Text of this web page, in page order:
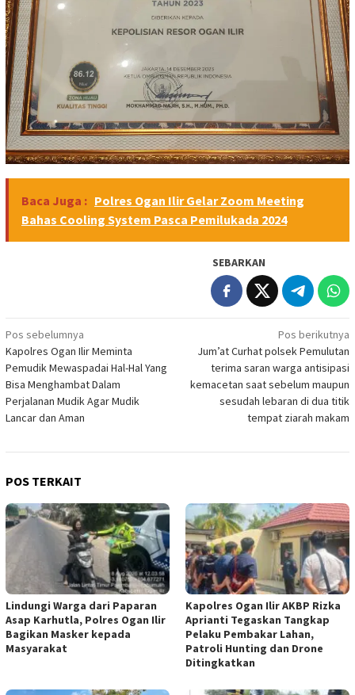
Baca Juga : Polres Ogan Ilir Gelar Zoom Meeting
Bahas Cooling System Pasca Pemilukada 2024
SEBARKAN
Navigasi
pos
Pos sebelumnya
Kapolres Ogan Ilir Meminta
Pemudik Mewaspadai Hal-Hal Yang
Bisa Menghambat Dalam
Perjalanan Mudik Agar Mudik
Lancar dan Aman
Pos berikutnya
Jum’at Curhat polsek Pemulutan
terima saran warga antisipasi
kemacetan saat sebelum maupun
sesudah lebaran di dua titik
tempat ziarah makam
POS TERKAIT
Lindungi Warga dari Paparan
Asap Karhutla, Polres Ogan Ilir
Bagikan Masker kepada
Masyarakat
Kapolres Ogan Ilir AKBP Rizka
Aprianti Tegaskan Tangkap
Pelaku Pembakar Lahan,
Patroli Hunting dan Drone
Ditingkatkan